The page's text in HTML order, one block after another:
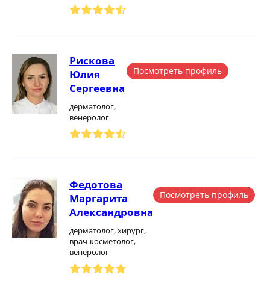
Рискова
Юлия
Сергеевна
дерматолог,
венеролог
Посмотреть профиль
Федотова
Маргарита
Александровна
дерматолог, хирург,
врач-косметолог,
венеролог
Посмотреть профиль